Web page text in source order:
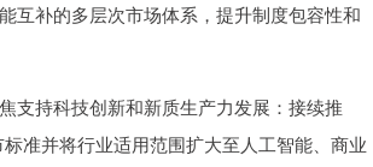
互补的多层次市场体系，提升制度包容性和
持科技创新和新质生产力发展：接续推
准并将行业适用范围扩大至人工智能、商业